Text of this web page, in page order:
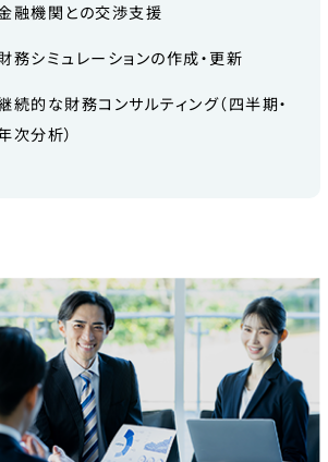
融機関との交渉支援
務シミュレーションの作成・更新
続的な財務コンサルティング（四半期・
次分析）